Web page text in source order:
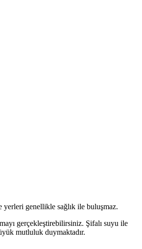
genellikle sağlık ile buluşmaz.
gerçekleştirebilirsiniz. Şifalı suyu ile
mutluluk duymaktadır.